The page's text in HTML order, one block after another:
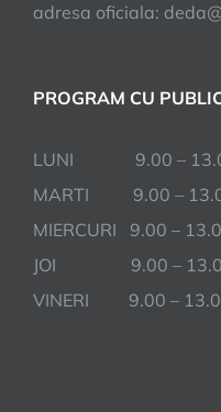
adresa oficiala:
PROGRAM CU
LUNI 9.00 –
MARTI 9.00 –
MIERCURI 9.00 –
JOI 9.00 –
VINERI 9.00 –